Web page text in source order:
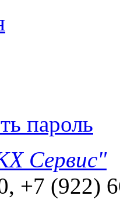
пароль
Сервис"
+7 (922)